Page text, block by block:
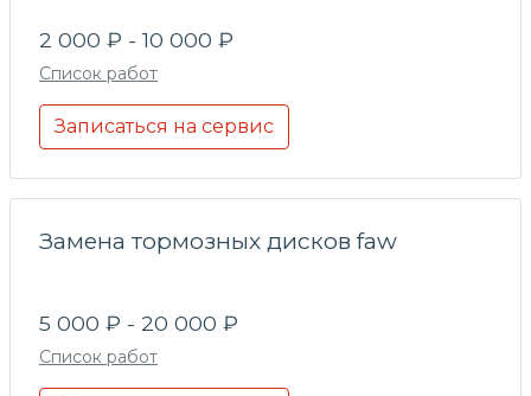
2 000 ₽ - 10 000 ₽
Список работ
Записаться на сервис
Замена тормозных дисков faw
5 000 ₽ - 20 000 ₽
Список работ